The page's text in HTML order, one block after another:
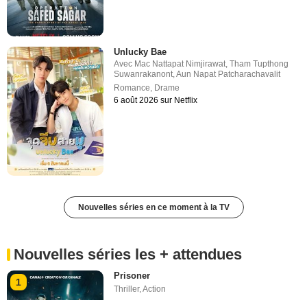
Unlucky Bae
Avec Mac Nattapat Nimjirawat ,Tham Tupthong
Suwanrakanont ,Aun Napat Patcharachavalit
Romance Drame
6 août 2026 sur Netflix
Nouvelles séries en ce moment à la TV
Nouvelles séries les + attendues
1
Prisoner
Thriller,Action